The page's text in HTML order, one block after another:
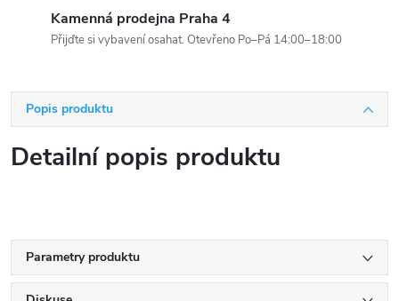
Kamenná prodejna Praha 4
Přijďte si vybavení osahat. Otevřeno Po–Pá 14:00–18:00
Popis produktu
Detailní popis produktu
Parametry produktu